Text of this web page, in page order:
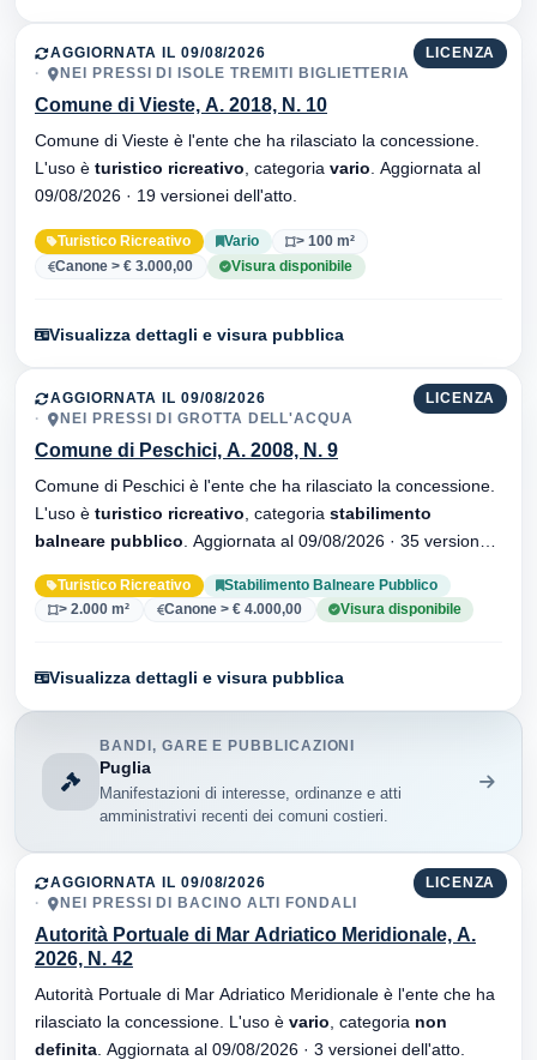
LICENZA
AGGIORNATA IL 09/08/2026
NEI PRESSI DI ISOLE TREMITI BIGLIETTERIA
Comune di Vieste, A. 2018, N. 10
Comune di Vieste è l'ente che ha rilasciato la concessione.
L'uso è turistico ricreativo , categoria vario
09/08/2026 · 19 versionei dell'atto.
Turistico Ricreativo Vario
> 100 m²
Canone > € 3.000,00
Visura disponibile
Visualizza dettagli e visura pubblica
LICENZA
AGGIORNATA IL 09/08/2026
NEI PRESSI DI GROTTA DELL'ACQUA
Comune di Peschici, A. 2008, N. 9
Comune di Peschici è l'ente che ha rilasciato la concessione.
L'uso è turistico ricreativo , categoria stabilimento
balneare pubblico
Turistico Ricreativo
Stabilimento Balneare Pubblico
> 2.000 m²
Canone > € 4.000,00 Visura disponibile
Visualizza dettagli e visura pubblica
BANDI, GARE E PUBBLICAZIONI
Puglia
Manifestazioni di interesse, ordinanze e atti
amministrativi recenti dei comuni costieri.
LICENZA
AGGIORNATA IL 09/08/2026
NEI PRESSI DI BACINO ALTI FONDALI
Autorità Portuale di Mar Adriatico Meridionale, A.
2026, N. 42
Autorità Portuale di Mar Adriatico Meridionale è l'ente che ha
rilasciato la concessione. L'uso è vario , categoria non
definita
. Aggiornata al 09/08/2026 · 3 versionei dell'atto.